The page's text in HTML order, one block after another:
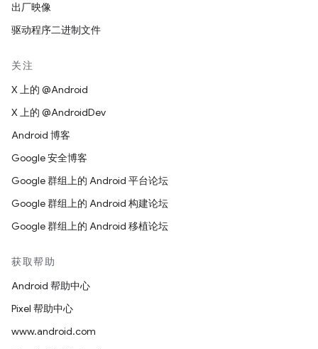
出厂映像
驱动程序二进制文件
关注
X 上的 @Android
X 上的 @AndroidDev
Android 博客
Google 安全博客
Google 群组上的 Android 平台论坛
Google 群组上的 Android 构建论坛
Google 群组上的 Android 移植论坛
获取帮助
Android 帮助中心
Pixel 帮助中心
www.android.com